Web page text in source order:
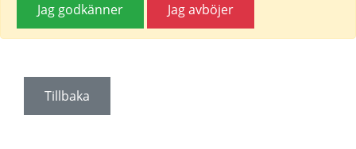
Jag godkänner Jag avböjer
Tillbaka